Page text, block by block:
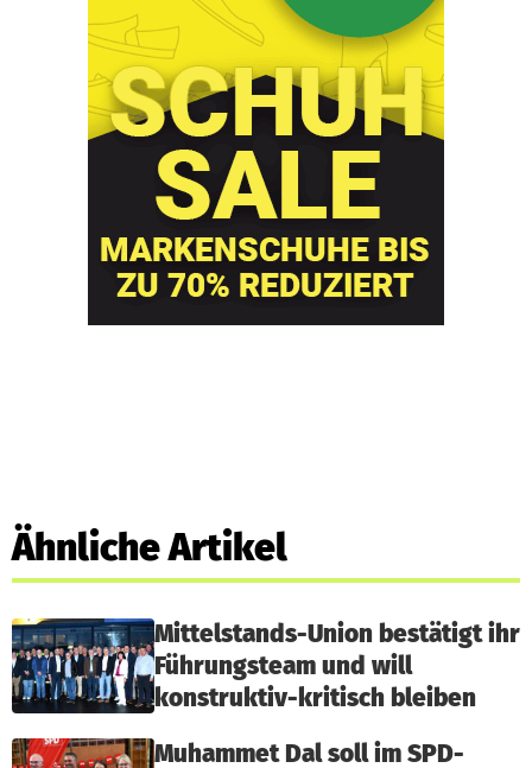
Ähnliche Artikel
Mittelstands-Union bestätigt ihr
Führungsteam und will
konstruktiv-kritisch bleiben
Muhammet Dal soll im SPD-